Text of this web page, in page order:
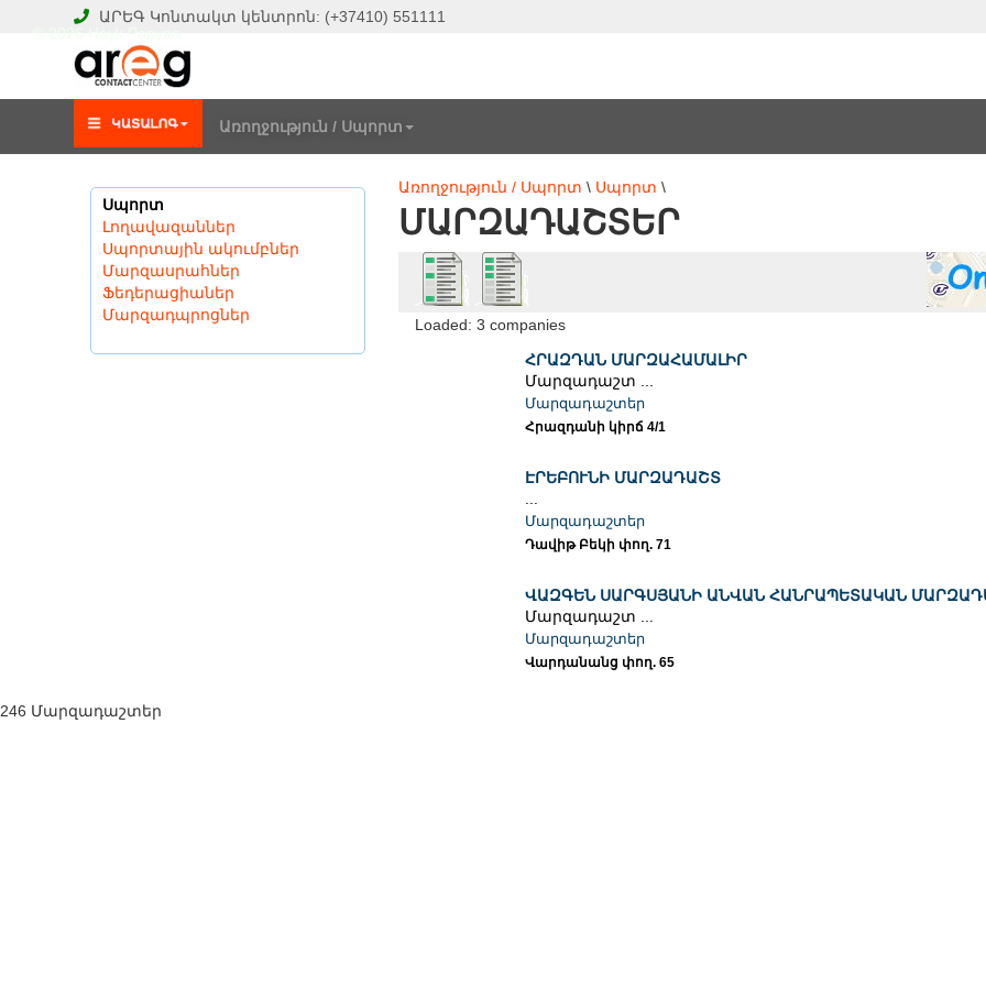
ԱՐԵԳ Կոնտակտ կենտրոն: (+37410) 551111
Առողջություն / Սպորտ
Սպորտ
Լողավազաններ
Սպորտային ակումբներ
Մարզասրահներ
Ֆեդերացիաներ
Մարզադպրոցներ
Առողջություն / Սպորտ \ Սպորտ \
ՄԱՐԶԱԴԱՇՏԵՐ
Loaded: 3 companies
ՀՐԱԶԴԱՆ ՄԱՐԶԱՀԱՄԱԼԻՐ
Մարզադաշտ ...
Մարզադաշտեր
Հրազդանի կիրճ 4/1
ԷՐԵԲՈՒՆԻ ՄԱՐԶԱԴԱՇՏ
Մարզադաշտեր
Դավիթ Բեկի փող. 71
ՎԱԶԳԵՆ ՍԱՐԳՍՅԱՆԻ ԱՆՎԱՆ ՀԱՆՐԱՊԵՏԱԿԱՆ
Մարզադաշտ ...
Մարզադաշտեր
Վարդանանց փող. 65
246 Մարզադաշտեր